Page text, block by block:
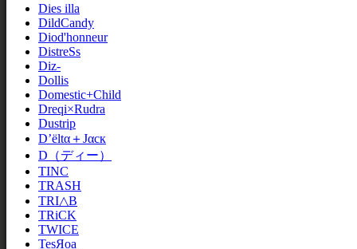
Dies illa
DildCandy
Diod'honneur
DistreSs
Diz-
Dollis
Domestic+Child
Dreqi×Rudra
Dustrip
D’ёltα＋Jαск
D（ディー）
TINC
TRASH
TRI△B
TRiCK
TWICE
TesЯoa